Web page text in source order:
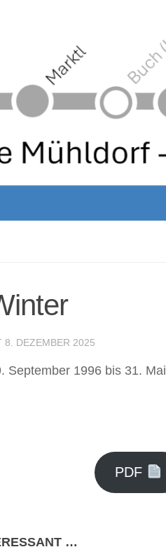
8. DEZEMBER 2025
September 1996 bis 31. Mai
PDF
…